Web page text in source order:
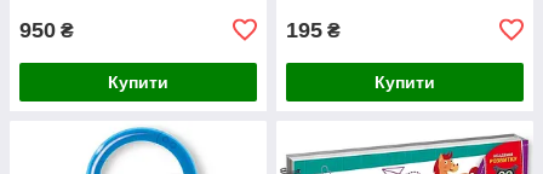
950 ₴
Купити
195 ₴
Купити